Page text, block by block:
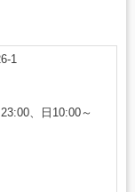
1
、日10:00～